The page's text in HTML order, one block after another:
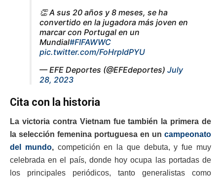
👏 A sus 20 años y 8 meses, se ha
convertido en la jugadora más joven en
marcar con Portugal en un
Mundial#FIFAWWC
pic.twitter.com/FoHrpIdPYU
— EFE Deportes (@EFEdeportes) July
28, 2023
Cita con la historia
La victoria contra Vietnam fue también la primera de
la selección femenina portuguesa en un campeonato
del mundo,competición en la que debuta, y fue muy
celebrada en el país, donde hoy ocupa las portadas de
los principales periódicos, tanto generalistas como